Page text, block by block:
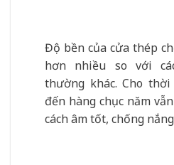
Độ bền của cửa thép
hơn nhiều so với
thường khác. Cho
đến hàng chục năm
cách âm tốt, chống